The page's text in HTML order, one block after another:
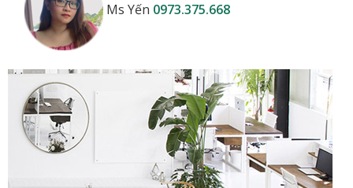
Ms Yến 0973.375.668